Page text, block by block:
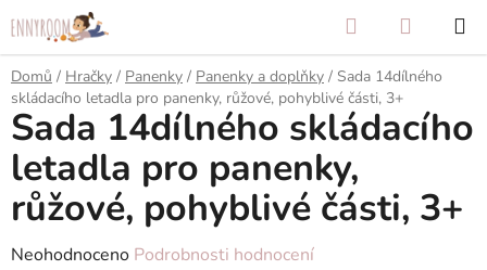
na
obsah
Hledat
KOŠÍK
Domů / Hračky / Panenky / Panenky a doplňky / Sada 14dílného
skládacího letadla pro panenky, růžové, pohyblivé části, 3+
Sada 14dílného skládacího
letadla pro panenky,
růžové, pohyblivé části, 3+
Průměrné
Neohodnoceno Podrobnosti hodnocení